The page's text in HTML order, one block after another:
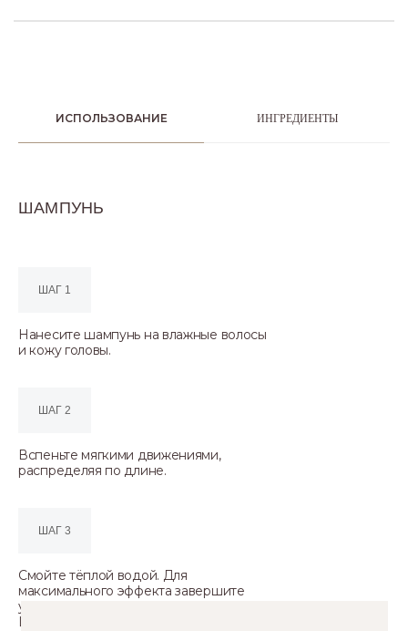
ИСПОЛЬЗОВАНИЕ ИНГРЕДИЕНТЫ
ШАМПУНЬ
Нанесите шампунь на влажные волосы
и кожу головы.
ШАГ 1
Вспеньте мягкими движениями,
распределяя по длине.
ШАГ 2
Смойте тёплой водой. Для
максимального эффекта завершите
уход кондиционером или маской
Liquid Silk.
ШАГ 3